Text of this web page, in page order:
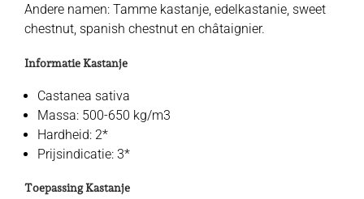
Andere namen: Tamme kastanje, edelkastanie, sweet
chestnut, spanish chestnut en châtaignier.
Informatie Kastanje
Castanea sativa
Massa: 500-650 kg/m3
Hardheid: 2*
Prijsindicatie: 3*
Toepassing Kastanje